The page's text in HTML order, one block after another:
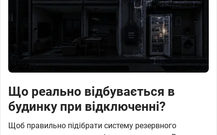
Що реально відбувається в
будинку при відключенні?
Щоб правильно підібрати систему резервного